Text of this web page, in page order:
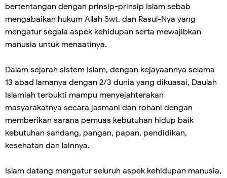
bertentangan dengan prinsip-prinsip Islam sebab
mengabaikan hukum Allah Swt. dan Rasul-Nya yang
mengatur segala aspek kehidupan serta mewajibkan
manusia untuk menaatinya.
Dalam sejarah sistem Islam, dengan kejayaannya selama
13 abad lamanya dengan 2/3 dunia yang dikuasai, Daulah
Islamiah terbukti mampu menyejahterakan
masyarakatnya secara jasmani dan rohani dengan
memberikan sarana pemuas kebutuhan hidup baik
kebutuhan sandang, pangan, papan, pendidikan,
kesehatan dan lainnya.
Islam datang mengatur seluruh aspek kehidupan manusia,